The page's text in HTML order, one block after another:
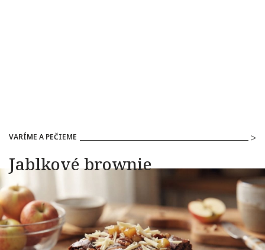
VARÍME A PEČIEME